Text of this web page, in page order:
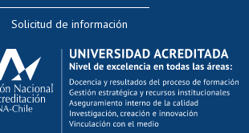
Evaluación docente
Calificación académica
Postulación al AUCAI
Funcionarias/os
Cursos internos de capacitación
Solicitud de información